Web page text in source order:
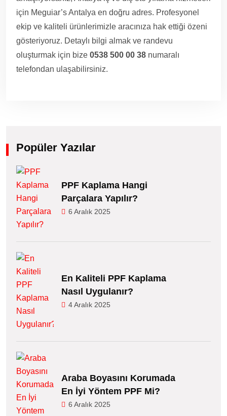
için Meguiar’s Antalya en doğru adres. Profesyonel
ekip ve kaliteli ürünlerimizle aracınıza hak ettiği özeni
gösteriyoruz. Detaylı bilgi almak ve randevu
oluşturmak için bize 0538 500 00 38 numaralı
telefondan ulaşabilirsiniz.
Popüler Yazılar
PPF Kaplama Hangi
Parçalara Yapılır?
6 Aralık 2025
En Kaliteli PPF Kaplama
Nasıl Uygulanır?
4 Aralık 2025
Araba Boyasını Korumada
En İyi Yöntem PPF Mi?
6 Aralık 2025